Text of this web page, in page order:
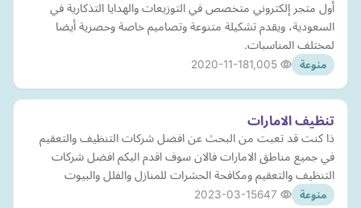
أول متجر إلكتروني متخصص في التوزيعات والهدايا التذكارية في
السعودية، ويقدم تشكيلة متنوعة وتصاميم خاصة وحصرية أيضا
لمختلف المناسبات.
منوعة 2020-11-18
تنظيف الامارات
ذا كنت قد تعبت من البحث عن افضل شركات التنظيف والتعقيم
في جميع مناطق الامارات فالان سوف اقدم اليكم افضل شركات
التنظيف والتعقيم ومكافحة الحشرات للمنازل والفلل والبيوت
منوعة 2023-03-15